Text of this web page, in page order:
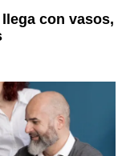
con vasos,